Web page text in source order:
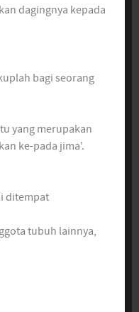
dagingnya kepada
bagi seorang
yang merupakan
ke-pada jima'.
ditempat
tubuh lainnya,